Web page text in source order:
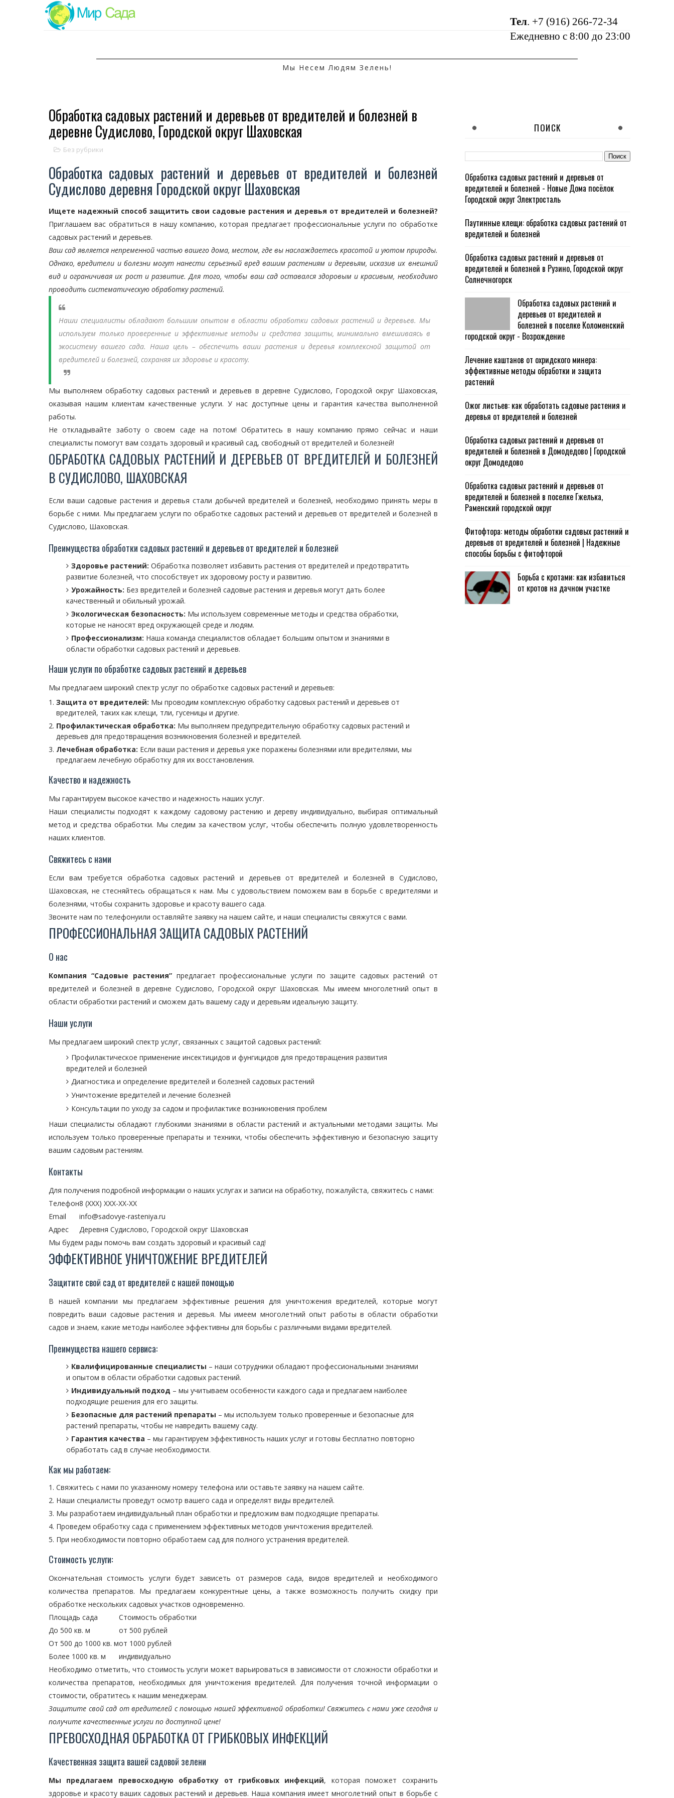
Тел. +7 (916) 266-72-34
Ежедневно с 8:00 до 23:00
Мы Несем Людям Зелень!
Обработка садовых растений и деревьев от вредителей и болезней в
деревне Судислово, Городской округ Шаховская
Без рубрики
Обработка садовых растений и деревьев от вредителей и болезней
Судислово деревня Городской округ Шаховская
Ищете надежный способ защитить свои садовые растения и деревья от вредителей и болезней?
Приглашаем вас обратиться в нашу компанию, которая предлагает профессиональные услуги по обработке
садовых растений и деревьев.
Ваш сад является непременной частью вашего дома, местом, где вы наслаждаетесь красотой и уютом природы.
Однако, вредители и болезни могут нанести серьезный вред вашим растениям и деревьям, исказив их внешний
вид и ограничивая их рост и развитие. Для того, чтобы ваш сад оставался здоровым и красивым, необходимо
проводить систематическую обработку растений.
Наши специалисты обладают большим опытом в области обработки садовых растений и деревьев. Мы
используем только проверенные и эффективные методы и средства защиты, минимально вмешиваясь в
экосистему вашего сада. Наша цель – обеспечить ваши растения и деревья комплексной защитой от
вредителей и болезней, сохраняя их здоровье и красоту.
Мы выполняем обработку садовых растений и деревьев в деревне Судислово, Городской округ Шаховская,
оказывая нашим клиентам качественные услуги. У нас доступные цены и гарантия качества выполненной
работы.
Не откладывайте заботу о своем саде на потом! Обратитесь в нашу компанию прямо сейчас и наши
специалисты помогут вам создать здоровый и красивый сад, свободный от вредителей и болезней!
ОБРАБОТКА САДОВЫХ РАСТЕНИЙ И ДЕРЕВЬЕВ ОТ ВРЕДИТЕЛЕЙ И БОЛЕЗНЕЙ
В СУДИСЛОВО, ШАХОВСКАЯ
Если ваши садовые растения и деревья стали добычей вредителей и болезней, необходимо принять меры в
борьбе с ними. Мы предлагаем услуги по обработке садовых растений и деревьев от вредителей и болезней в
Судислово, Шаховская.
Преимущества обработки садовых растений и деревьев от вредителей и болезней
Здоровье растений: Обработка позволяет избавить растения от вредителей и предотвратить
развитие болезней, что способствует их здоровому росту и развитию.
Урожайность: Без вредителей и болезней садовые растения и деревья могут дать более
качественный и обильный урожай.
Экологическая безопасность: Мы используем современные методы и средства обработки,
которые не наносят вред окружающей среде и людям.
Профессионализм: Наша команда специалистов обладает большим опытом и знаниями в
области обработки садовых растений и деревьев.
Наши услуги по обработке садовых растений и деревьев
Мы предлагаем широкий спектр услуг по обработке садовых растений и деревьев:
Защита от вредителей: Мы проводим комплексную обработку садовых растений и деревьев от
вредителей, таких как клещи, тли, гусеницы и другие.
Профилактическая обработка: Мы выполняем предупредительную обработку садовых растений и
деревьев для предотвращения возникновения болезней и вредителей.
Лечебная обработка: Если ваши растения и деревья уже поражены болезнями или вредителями, мы
предлагаем лечебную обработку для их восстановления.
Качество и надежность
Мы гарантируем высокое качество и надежность наших услуг.
Наши специалисты подходят к каждому садовому растению и дереву индивидуально, выбирая оптимальный
метод и средства обработки. Мы следим за качеством услуг, чтобы обеспечить полную удовлетворенность
наших клиентов.
Свяжитесь с нами
Если вам требуется обработка садовых растений и деревьев от вредителей и болезней в Судислово,
Шаховская, не стесняйтесь обращаться к нам. Мы с удовольствием поможем вам в борьбе с вредителями и
болезнями, чтобы сохранить здоровье и красоту вашего сада.
Звоните нам по телефонуили оставляйте заявку на нашем сайте, и наши специалисты свяжутся с вами.
ПРОФЕССИОНАЛЬНАЯ ЗАЩИТА САДОВЫХ РАСТЕНИЙ
О нас
Компания “Садовые растения”предлагает профессиональные услуги по защите садовых растений от
вредителей и болезней в деревне Судислово, Городской округ Шаховская. Мы имеем многолетний опыт в
области обработки растений и сможем дать вашему саду и деревьям идеальную защиту.
Наши услуги
Мы предлагаем широкий спектр услуг, связанных с защитой садовых растений:
Профилактическое применение инсектицидов и фунгицидов для предотвращения развития
вредителей и болезней
Диагностика и определение вредителей и болезней садовых растений
Уничтожение вредителей и лечение болезней
Консультации по уходу за садом и профилактике возникновения проблем
Наши специалисты обладают глубокими знаниями в области растений и актуальными методами защиты. Мы
используем только проверенные препараты и техники, чтобы обеспечить эффективную и безопасную защиту
вашим садовым растениям.
Контакты
Для получения подробной информации о наших услугах и записи на обработку, пожалуйста, свяжитесь с нами:
Телефон8 (XXX) XXX-XX-XX
Email
info@sadovye-rasteniya.ru
Адрес
Деревня Судислово, Городской округ Шаховская
Мы будем рады помочь вам создать здоровый и красивый сад!
ЭФФЕКТИВНОЕ УНИЧТОЖЕНИЕ ВРЕДИТЕЛЕЙ
Защитите свой сад от вредителей с нашей помощью
В нашей компании мы предлагаем эффективные решения для уничтожения вредителей, которые могут
повредить ваши садовые растения и деревья. Мы имеем многолетний опыт работы в области обработки
садов и знаем, какие методы наиболее эффективны для борьбы с различными видами вредителей.
Преимущества нашего сервиса:
Квалифицированные специалисты – наши сотрудники обладают профессиональными знаниями
и опытом в области обработки садовых растений.
Индивидуальный подход – мы учитываем особенности каждого сада и предлагаем наиболее
подходящие решения для его защиты.
Безопасные для растений препараты – мы используем только проверенные и безопасные для
растений препараты, чтобы не навредить вашему саду.
Гарантия качества – мы гарантируем эффективность наших услуг и готовы бесплатно повторно
обработать сад в случае необходимости.
Как мы работаем:
Свяжитесь с нами по указанному номеру телефона или оставьте заявку на нашем сайте.
Наши специалисты проведут осмотр вашего сада и определят виды вредителей.
Мы разработаем индивидуальный план обработки и предложим вам подходящие препараты.
Проведем обработку сада с применением эффективных методов уничтожения вредителей.
При необходимости повторно обработаем сад для полного устранения вредителей.
Стоимость услуги:
Окончательная стоимость услуги будет зависеть от размеров сада, видов вредителей и необходимого
количества препаратов. Мы предлагаем конкурентные цены, а также возможность получить скидку при
обработке нескольких садовых участков одновременно.
Площадь сада
Стоимость обработки
До 500 кв. м
от 500 рублей
От 500 до 1000 кв. мот 1000 рублей
Более 1000 кв. м
индивидуально
Необходимо отметить, что стоимость услуги может варьироваться в зависимости от сложности обработки и
количества препаратов, необходимых для уничтожения вредителей. Для получения точной информации о
стоимости, обратитесь к нашим менеджерам.
Защитите свой сад от вредителей с помощью нашей эффективной обработки! Свяжитесь с нами уже сегодня и
получите качественные услуги по доступной цене!
ПРЕВОСХОДНАЯ ОБРАБОТКА ОТ ГРИБКОВЫХ ИНФЕКЦИЙ
Качественная защита вашей садовой зелени
Мы предлагаем превосходную обработку от грибковых инфекций, которая поможет сохранить
здоровье и красоту ваших садовых растений и деревьев. Наша компания имеет многолетний опыт в борьбе с
ПОИСК
Обработка садовых растений и деревьев от
вредителей и болезней - Новые Дома посёлок
Городской округ Электросталь
Паутинные клещи: обработка садовых растений от
вредителей и болезней
Обработка садовых растений и деревьев от
вредителей и болезней в Рузино, Городской округ
Солнечногорск
Обработка садовых растений и
деревьев от вредителей и
болезней в поселке Коломенский
городской округ - Возрождение
Лечение каштанов от охридского минера:
эффективные методы обработки и защита
растений
Ожог листьев: как обработать садовые растения и
деревья от вредителей и болезней
Обработка садовых растений и деревьев от
вредителей и болезней в Домодедово | Городской
округ Домодедово
Обработка садовых растений и деревьев от
вредителей и болезней в поселке Гжелька,
Раменский городской округ
Фитофтора: методы обработки садовых растений и
деревьев от вредителей и болезней | Надежные
способы борьбы с фитофторой
Борьба с кротами: как избавиться
от кротов на дачном участке